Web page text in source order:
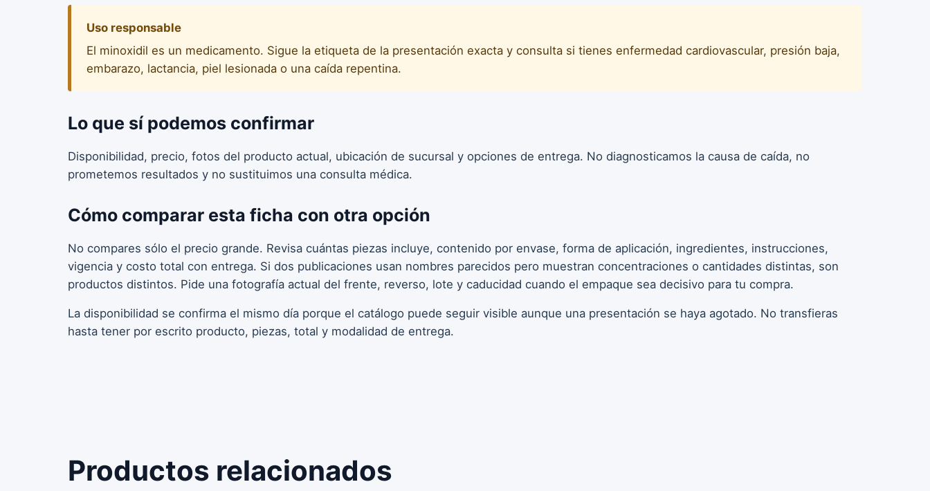
Uso responsable
El minoxidil es un medicamento. Sigue la etiqueta de la presentación exacta y consulta si tienes enfermedad cardiovascular, presión baja,
embarazo, lactancia, piel lesionada o una caída repentina.
Lo que sí podemos confirmar
Disponibilidad, precio, fotos del producto actual, ubicación de sucursal y opciones de entrega. No diagnosticamos la causa de caída, no
prometemos resultados y no sustituimos una consulta médica.
Cómo comparar esta ficha con otra opción
No compares sólo el precio grande. Revisa cuántas piezas incluye, contenido por envase, forma de aplicación, ingredientes, instrucciones,
vigencia y costo total con entrega. Si dos publicaciones usan nombres parecidos pero muestran concentraciones o cantidades distintas, son
productos distintos. Pide una fotografía actual del frente, reverso, lote y caducidad cuando el empaque sea decisivo para tu compra.
La disponibilidad se confirma el mismo día porque el catálogo puede seguir visible aunque una presentación se haya agotado. No transfieras
hasta tener por escrito producto, piezas, total y modalidad de entrega.
Productos relacionados